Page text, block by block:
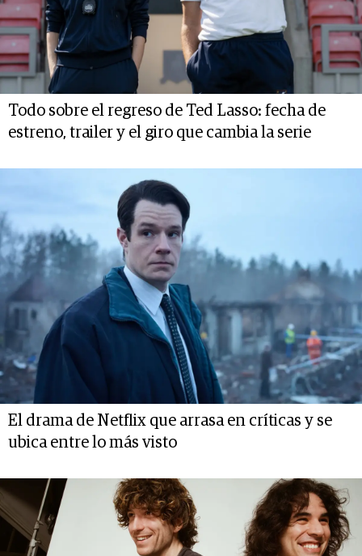
Todo sobre el regreso de Ted Lasso: fecha de
estreno, trailer y el giro que cambia la serie
El drama de Netflix que arrasa en críticas y se
ubica entre lo más visto